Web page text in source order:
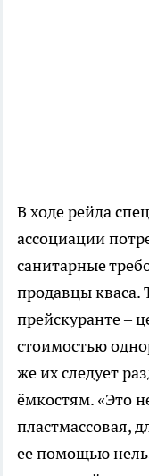
В ходе рейда
ассоциации
санитарные
продавцы кваса.
прейскуранте –
стоимостью
же их следует
ёмкостям. «Это
пластмассовая,
ее помощью